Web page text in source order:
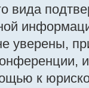
вида
уверены,
к